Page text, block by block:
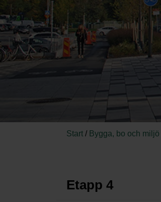
Start / Bygga, bo och miljö
Etapp 4